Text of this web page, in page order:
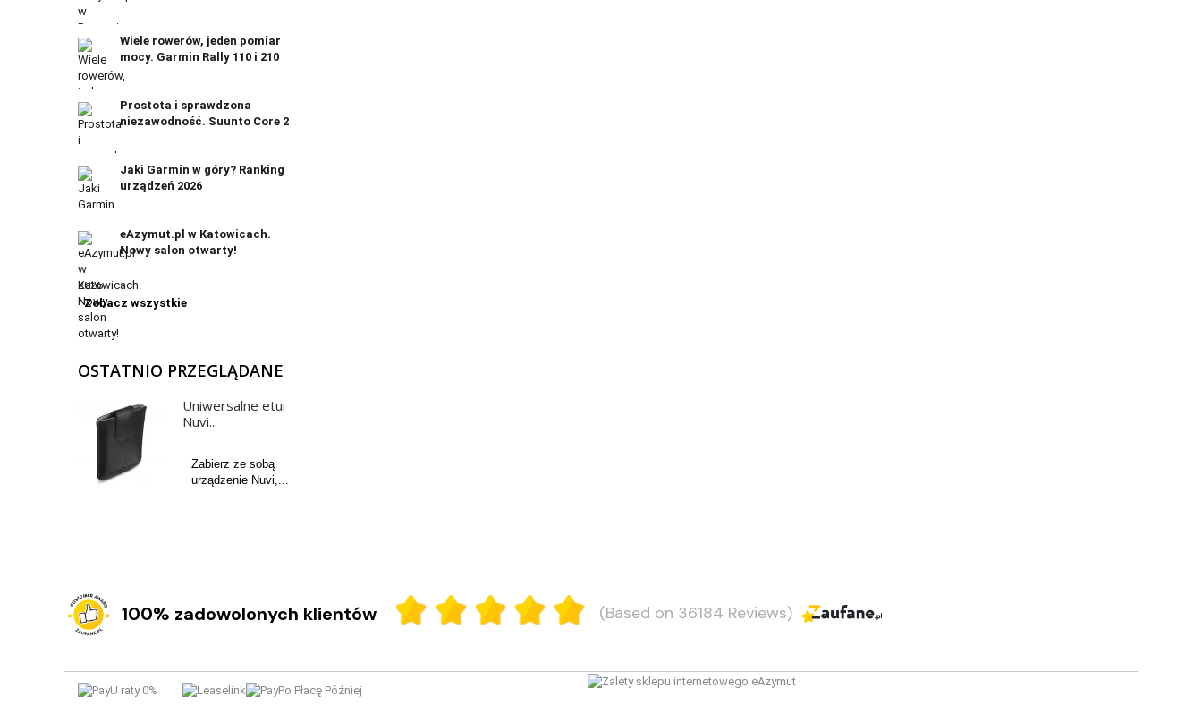
Wiele rowerów, jeden pomiar
mocy. Garmin Rally 110 i 210
Prostota i sprawdzona
niezawodność. Suunto Core 2
Jaki Garmin w góry? Ranking
urządzeń 2026
eAzymut.pl w Katowicach.
Nowy salon otwarty!
Zobacz wszystkie
OSTATNIO PRZEGLĄDANE
Uniwersalne etui
Nuvi...
Zabierz ze sobą
urządzenie Nuvi,...
100% zadowolonych klientów (Based on 36184 Reviews)